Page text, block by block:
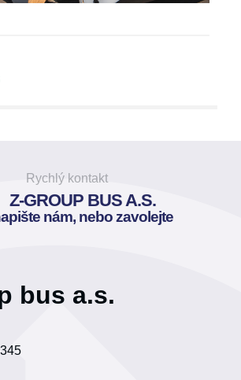
Rychlý kontakt
Z-GROUP BUS A.S.
nám, nebo zavolejte
bus a.s.